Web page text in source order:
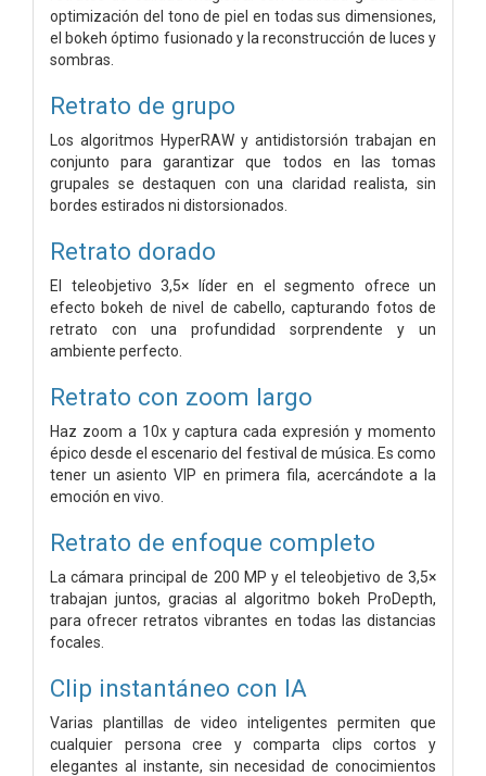
optimización del tono de piel en todas sus dimensiones,
el bokeh óptimo fusionado y la reconstrucción de luces y
sombras.
Retrato de grupo
Los algoritmos HyperRAW y antidistorsión trabajan en
conjunto para garantizar que todos en las tomas
grupales se destaquen con una claridad realista, sin
bordes estirados ni distorsionados.
Retrato dorado
El teleobjetivo 3,5× líder en el segmento ofrece un
efecto bokeh de nivel de cabello, capturando fotos de
retrato con una profundidad sorprendente y un
ambiente perfecto.
Retrato con zoom largo
Haz zoom a 10x y captura cada expresión y momento
épico desde el escenario del festival de música. Es como
tener un asiento VIP en primera fila, acercándote a la
emoción en vivo.
Retrato de enfoque completo
La cámara principal de 200 MP y el teleobjetivo de 3,5×
trabajan juntos, gracias al algoritmo bokeh ProDepth,
para ofrecer retratos vibrantes en todas las distancias
focales.
Clip instantáneo con IA
Varias plantillas de video inteligentes permiten que
cualquier persona cree y comparta clips cortos y
elegantes al instante, sin necesidad de conocimientos